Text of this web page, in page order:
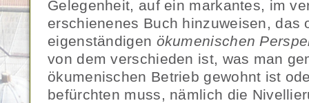
Gelegenheit, auf ein markantes, im
erschienenes Buch hinzuweisen, das
eigenständigen ökumenischen
von dem verschieden ist, was man
ökumenischen Betrieb gewohnt ist
befürchten muss, nämlich die